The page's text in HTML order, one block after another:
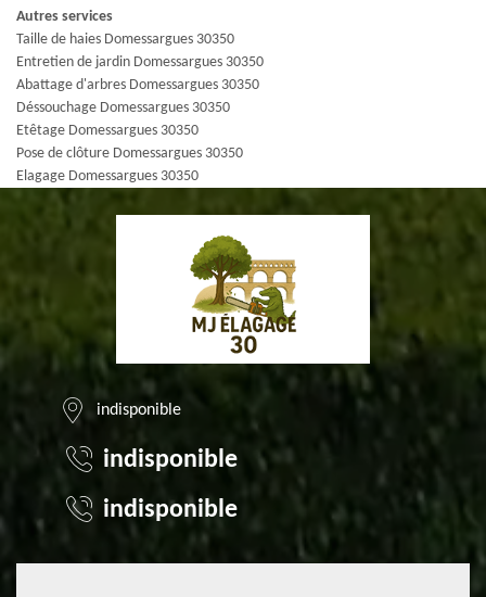
Autres services
Taille de haies Domessargues 30350
Entretien de jardin Domessargues 30350
Abattage d'arbres Domessargues 30350
Déssouchage Domessargues 30350
Etêtage Domessargues 30350
Pose de clôture Domessargues 30350
Elagage Domessargues 30350
indisponible
indisponible
indisponible